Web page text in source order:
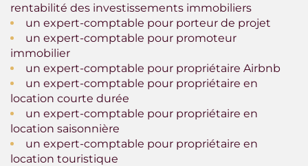
rentabilité des investissements immobiliers
un expert-comptable pour porteur de projet
un expert-comptable pour promoteur
immobilier
un expert-comptable pour propriétaire Airbnb
un expert-comptable pour propriétaire en
location courte durée
un expert-comptable pour propriétaire en
location saisonnière
un expert-comptable pour propriétaire en
location touristique